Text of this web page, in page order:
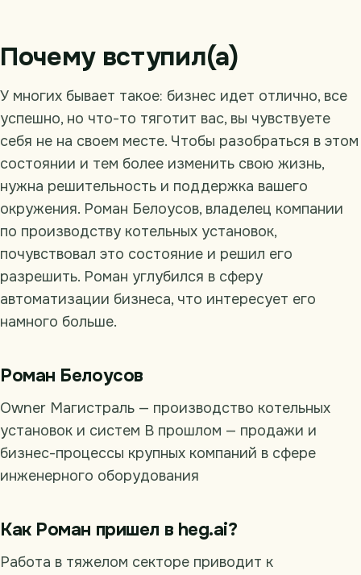
Почему вступил(а)
У многих бывает такое: бизнес идет отлично, все
успешно, но что-то тяготит вас, вы чувствуете
себя не на своем месте. Чтобы разобраться в этом
состоянии и тем более изменить свою жизнь,
нужна решительность и поддержка вашего
окружения. Роман Белоусов, владелец компании
по производству котельных установок,
почувствовал это состояние и решил его
разрешить. Роман углубился в сферу
автоматизации бизнеса, что интересует его
намного больше.
Роман Белоусов
Owner Магистраль — производство котельных
установок и систем В прошлом — продажи и
бизнес-процессы крупных компаний в сфере
инженерного оборудования
Как Роман пришел в heg.ai?
Работа в тяжелом секторе приводит к